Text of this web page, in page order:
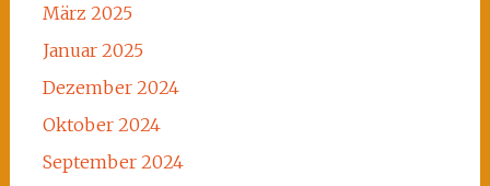
März 2025
Januar 2025
Dezember 2024
Oktober 2024
September 2024